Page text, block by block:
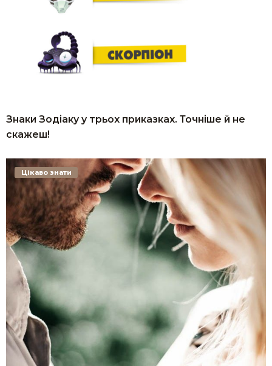
Знаки Зодіаку у трьох приказках. Точніше й не
скажеш!
Цікаво знати